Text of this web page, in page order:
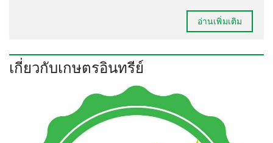
อ่านเพิ่มเติม
เกี่ยวกับเกษตรอินทรีย์